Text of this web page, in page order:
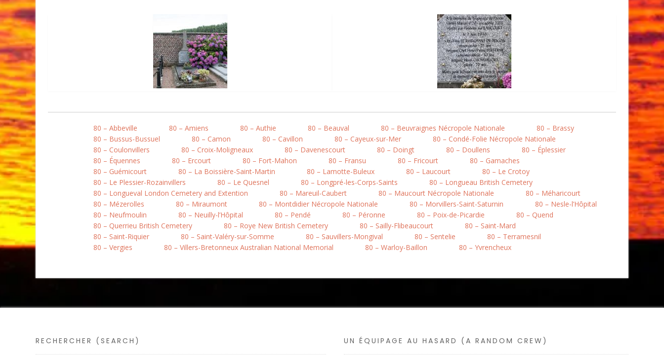
80 – Abbeville 80 – Amiens 80 – Authie 80 – Beauval 80 – Beuvraignes Nécropole Nationale
80 – Brassy
80 – Bussus-Bussuel
80 – Camon 80 – Cavillon 80 – Cayeux-sur-Mer
80 – Condé-Folie Nécropole Nationale
80 – Coulonvillers
80 – Croix-Moligneaux 80 – Davenescourt 80 – Doingt 80 – Doullens
80 – Éplessier
80 – Équennes
80 – Ercourt 80 – Fort-Mahon 80 – Fransu 80 – Fricourt
80 – Gamaches
80 – Guémicourt
80 – La Boissière-Saint-Martin 80 – Lamotte-Buleux 80 – Laucourt
80 – Le Crotoy
80 – Le Plessier-Rozainvillers
80 – Le Quesnel 80 – Longpré-les-Corps-Saints
80 – Longueau British Cemetery
80 – Longueval London Cemetery and Extention
80 – Mareuil-Caubert 80 – Maucourt Nécropole Nationale
80 – Méharicourt
80 – Mézerolles
80 – Miraumont 80 – Montdidier Nécropole Nationale 80 – Morvillers-Saint-Saturnin
80 – Nesle-l’Hôpital
80 – Neufmoulin
80 – Neuilly-l’Hôpital 80 – Pendé 80 – Péronne 80 – Poix-de-Picardie
80 – Quend
80 – Querrieu British Cemetery
80 – Roye New British Cemetery 80 – Sailly-Flibeaucourt
80 – Saint-Mard
80 – Saint-Riquier
80 – Saint-Valéry-sur-Somme 80 – Sauvillers-Mongival 80 – Sentelie
80 – Terramesnil
80 – Vergies
80 – Villers-Bretonneux Australian National Memorial 80 – Warloy-Baillon 80 – Yvrencheux
RECHERCHER (SEARCH) UN ÉQUIPAGE AU HASARD (A RANDOM CREW)